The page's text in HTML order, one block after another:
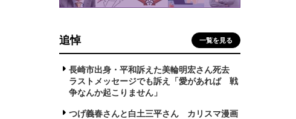
追悼 一覧を見る
長崎市出身・平和訴えた美輪明宏さん死去
ラストメッセージでも訴え「愛があれば 戦
争なんか起こりません」
つげ義春さんと白土三平さん カリスマ漫画